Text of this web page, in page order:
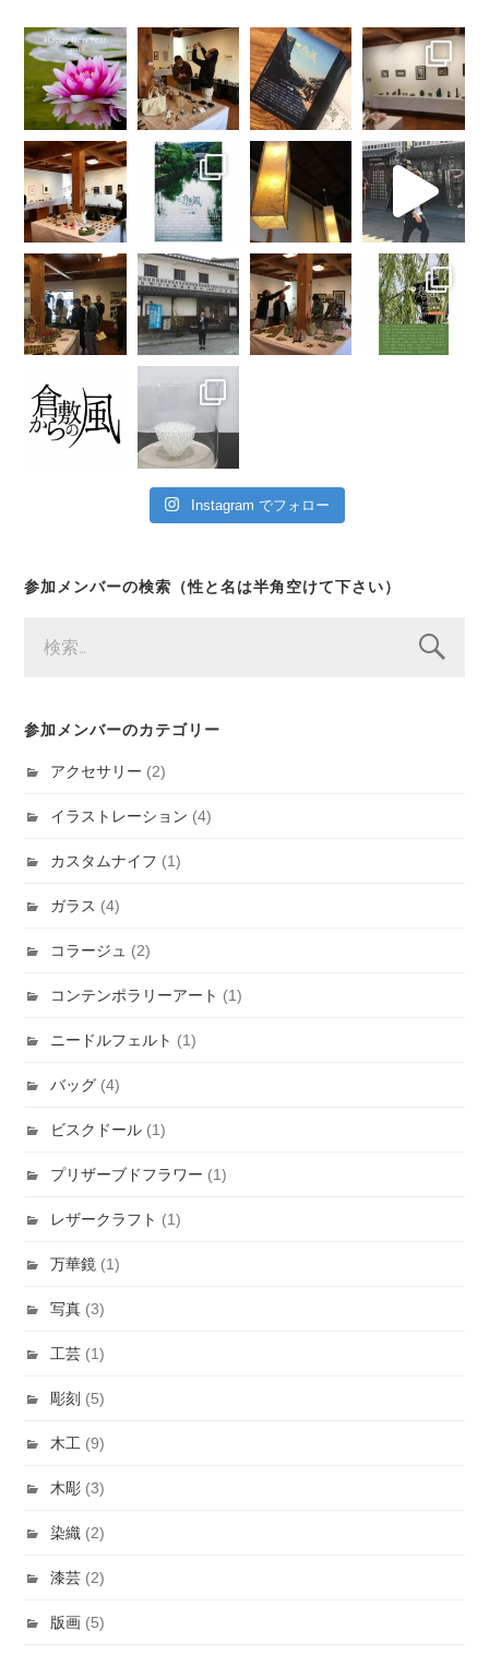
Instagram でフォロー
参加メンバーの検索（性と名は半角空けて下さい）
索:
参加メンバーのカテゴリー
アクセサリー (2)
イラストレーション (4)
カスタムナイフ (1)
ガラス (4)
コラージュ (2)
コンテンポラリーアート (1)
ニードルフェルト (1)
バッグ (4)
ビスクドール (1)
プリザーブドフラワー (1)
レザークラフト (1)
万華鏡 (1)
写真 (3)
工芸 (1)
彫刻 (5)
木工 (9)
木彫 (3)
染織 (2)
漆芸 (2)
版画 (5)